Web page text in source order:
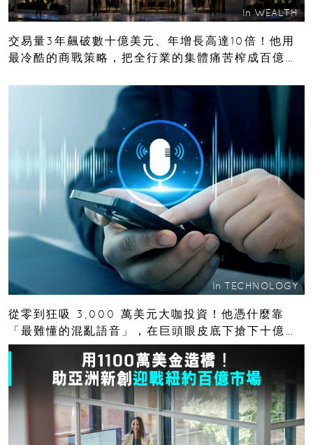
In WEALTH
交易量3年飆破數十億美元、年增長高達10倍！他用
最冷酷的商戰策略，把全行業的集體痛苦榨成百億金
In TECHNOLOGY
從零到狂吸 3,000 萬美元大咖投資！他憑什麼靠
「最難懂的混亂語音」，在巨頭眼皮底下搶下十億人
市場？